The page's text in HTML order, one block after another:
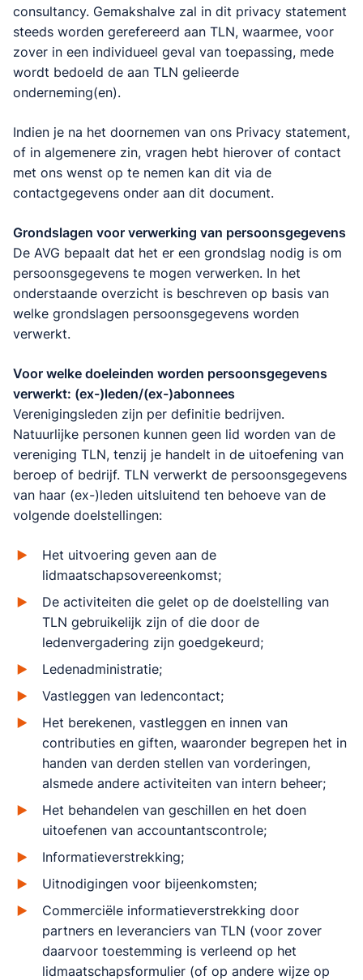
consultancy. Gemakshalve zal in dit privacy statement
steeds worden gerefereerd aan TLN, waarmee, voor
zover in een individueel geval van toepassing, mede
wordt bedoeld de aan TLN gelieerde
onderneming(en).
Indien je na het doornemen van ons Privacy statement,
of in algemenere zin, vragen hebt hierover of contact
met ons wenst op te nemen kan dit via de
contactgegevens onder aan dit document.
Grondslagen voor verwerking van persoonsgegevens
De AVG bepaalt dat het er een grondslag nodig is om
persoonsgegevens te mogen verwerken. In het
onderstaande overzicht is beschreven op basis van
welke grondslagen persoonsgegevens worden
verwerkt.
Voor welke doeleinden worden persoonsgegevens
verwerkt: (ex-)leden/(ex-)abonnees
Verenigingsleden zijn per definitie bedrijven.
Natuurlijke personen kunnen geen lid worden van de
vereniging TLN, tenzij je handelt in de uitoefening van
beroep of bedrijf. TLN verwerkt de persoonsgegevens
van haar (ex-)leden uitsluitend ten behoeve van de
volgende doelstellingen:
Het uitvoering geven aan de
lidmaatschapsovereenkomst;
De activiteiten die gelet op de doelstelling van
TLN gebruikelijk zijn of die door de
ledenvergadering zijn goedgekeurd;
Ledenadministratie;
Vastleggen van ledencontact;
Het berekenen, vastleggen en innen van
contributies en giften, waaronder begrepen het in
handen van derden stellen van vorderingen,
alsmede andere activiteiten van intern beheer;
Het behandelen van geschillen en het doen
uitoefenen van accountantscontrole;
Informatieverstrekking;
Uitnodigingen voor bijeenkomsten;
Commerciële informatieverstrekking door
partners en leveranciers van TLN (voor zover
daarvoor toestemming is verleend op het
lidmaatschapsformulier (of op andere wijze op